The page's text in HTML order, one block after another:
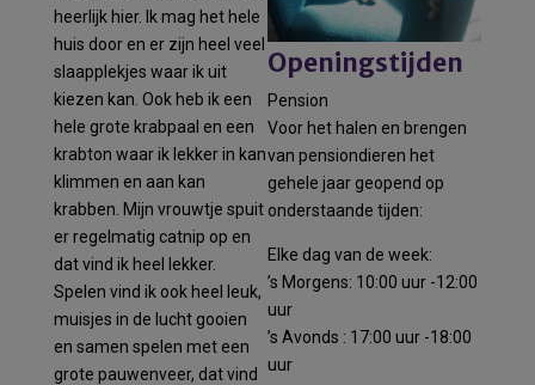
heerlijk hier. Ik mag het hele
huis door en er zijn heel veel
slaapplekjes waar ik uit
kiezen kan. Ook heb ik een
hele grote krabpaal en een
krabton waar ik lekker in kan
klimmen en aan kan
krabben. Mijn vrouwtje spuit
er regelmatig catnip op en
dat vind ik heel lekker.
Spelen vind ik ook heel leuk,
muisjes in de lucht gooien
en samen spelen met een
grote pauwenveer, dat vind
Openingstijden
Pension
Voor het halen en brengen
van pensiondieren het
gehele jaar geopend op
onderstaande tijden:
Elke dag van de week:
’s Morgens: 10:00 uur -12:00
uur
’s Avonds : 17:00 uur -18:00
uur